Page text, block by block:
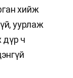
хийж
уурлаж
дүр ч